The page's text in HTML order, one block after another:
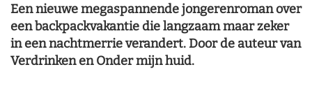
Een nieuwe megaspannende jongerenroman over
een backpackvakantie die langzaam maar zeker
in een nachtmerrie verandert. Door de auteur van
Verdrinken en Onder mijn huid.